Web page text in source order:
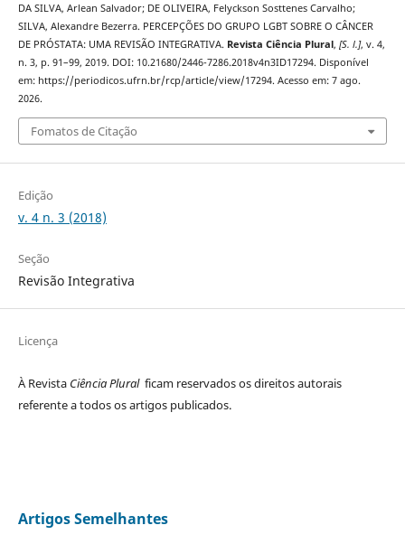
DA SILVA, Arlean Salvador; DE OLIVEIRA, Felyckson Sosttenes Carvalho;
SILVA, Alexandre Bezerra. PERCEPÇÕES DO GRUPO LGBT SOBRE O CÂNCER
DE PRÓSTATA: UMA REVISÃO INTEGRATIVA. Revista Ciência Plural, [S. l.], v. 4,
n. 3, p. 91–99, 2019. DOI: 10.21680/2446-7286.2018v4n3ID17294. Disponível
em: https://periodicos.ufrn.br/rcp/article/view/17294. Acesso em: 7 ago.
2026.
Fomatos de Citação
Edição
v. 4 n. 3 (2018)
Seção
Revisão Integrativa
Licença
À Revista Ciência Plural ficam reservados os direitos autorais
referente a todos os artigos publicados.
Artigos Semelhantes